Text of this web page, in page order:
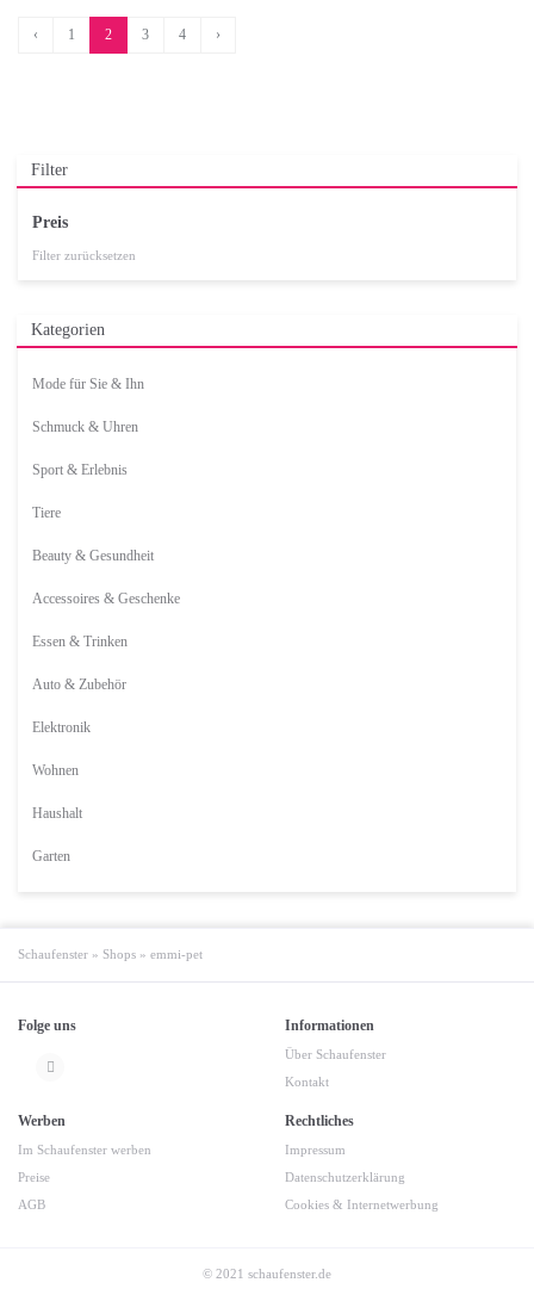
‹ 1 2 3 4 ›
Filter
Preis
Filter zurücksetzen
Kategorien
Mode für Sie & Ihn
Schmuck & Uhren
Sport & Erlebnis
Tiere
Beauty & Gesundheit
Accessoires & Geschenke
Essen & Trinken
Auto & Zubehör
Elektronik
Wohnen
Haushalt
Garten
Schaufenster » Shops » emmi-pet
Folge uns Informationen
Über Schaufenster
Kontakt
Werben
Im Schaufenster werben
Preise
AGB
Rechtliches
Impressum
Datenschutzerklärung
Cookies & Internetwerbung
© 2021 schaufenster.de